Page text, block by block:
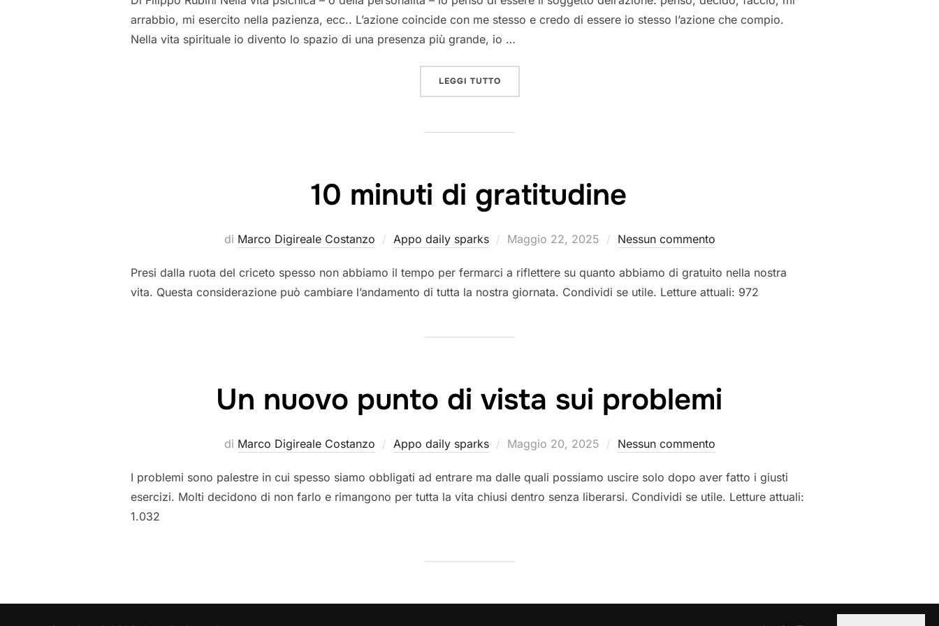
arrabbio, mi esercito nella pazienza, ecc.. L’azione coincide con me stesso e credo di essere io stesso l’azione che compio.
Nella vita spirituale io divento lo spazio di una presenza più grande, io …
LEGGI TUTTO“DIFFERENZA TRA VITA PSICHICA E VITA SPIRITUALE”
10 minuti di gratitudine
di Marco Digireale Costanzo Appo daily sparks
Pubblicato
Maggio 22, 2025 Nessun commento
Presi dalla ruota del criceto spesso non abbiamo il tempo per fermarci a riflettere su quanto abbiamo di gratuito nella nostra
vita. Questa considerazione può cambiare l’andamento di tutta la nostra giornata. Condividi se utile. Letture attuali: 972
Un nuovo punto di vista sui problemi
di Marco Digireale Costanzo Appo daily sparks
Pubblicato
Maggio 20, 2025 Nessun commento
I problemi sono palestre in cui spesso siamo obbligati ad entrare ma dalle quali possiamo uscire solo dopo aver fatto i giusti
esercizi. Molti decidono di non farlo e rimangono per tutta la vita chiusi dentro senza liberarsi. Condividi se utile. Letture attuali:
1.032